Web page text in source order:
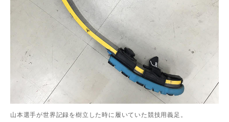
山本選手が世界記録を樹立した時に履いていた競技用義足。